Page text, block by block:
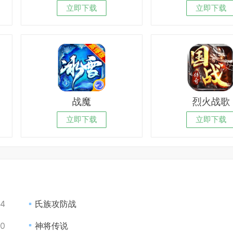
立即下载 立即下载
战魔
立即下载
烈火战歌
立即下载
氏族攻防战
神将传说